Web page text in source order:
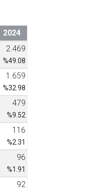
2024
2.469
%49.08
1.659
%32.98
479
%9.52
116
%2.31
96
%1.91
92